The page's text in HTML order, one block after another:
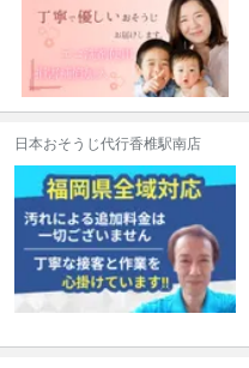
日本おそうじ代行香椎駅南店